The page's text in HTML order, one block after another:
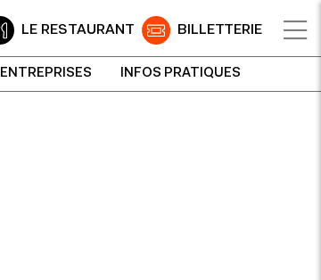
LE RESTAURANT BILLETTERIE
ENTREPRISES INFOS PRATIQUES